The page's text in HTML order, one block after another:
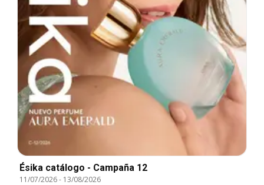
Ésika catálogo - Campaña 12
11/07/2026- 13/08/2026